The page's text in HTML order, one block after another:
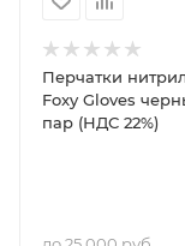
Перчатки
Foxy Gloves
пар (НДС 22%)